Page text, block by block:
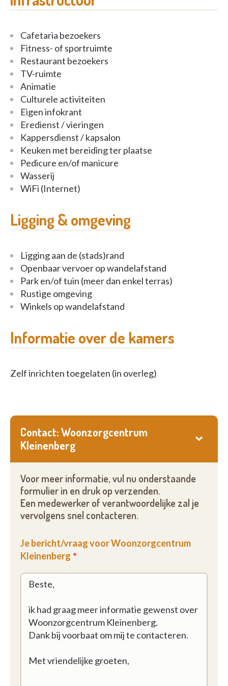
begeleiding, medische opvolging en dienstverlening
Contact:
Tel: 02 770 79 48
E-mail:info@kleinenberg.be
Adres: Kleinenberg 181, 1200 Sint-Lambrechts-
Woluwe
Cafetaria bezoekers
Fitness- of sportruimte
Restaurant bezoekers
TV-ruimte
Animatie
Culturele activiteiten
Eigen infokrant
Eredienst / vieringen
Kappersdienst / kapsalon
Keuken met bereiding ter plaatse
Pedicure en/of manicure
Wasserij
WiFi (Internet)
Ligging & omgeving
Ligging aan de (stads)rand
Openbaar vervoer op wandelafstand
Park en/of tuin (meer dan enkel terras)
Rustige omgeving
Winkels op wandelafstand
Informatie over de kamers
Zelf inrichten toegelaten (in overleg)
Contact: Woonzorgcentrum
Kleinenberg
Voor meer informatie, vul nu onderstaande
formulier in en druk op verzenden.
Een medewerker of verantwoordelijke zal je
vervolgens snel contacteren.
Je bericht/vraag voor Woonzorgcentrum
Kleinenberg